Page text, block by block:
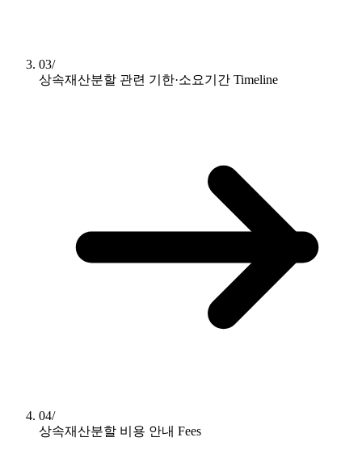
03/
상속재산분할 관련 기한·소요기간 Timeline
04/
상속재산분할 비용 안내 Fees